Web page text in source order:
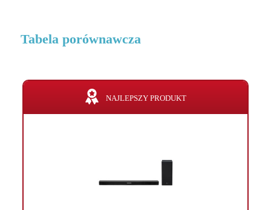
Tabela porównawcza
NAJLEPSZY PRODUKT